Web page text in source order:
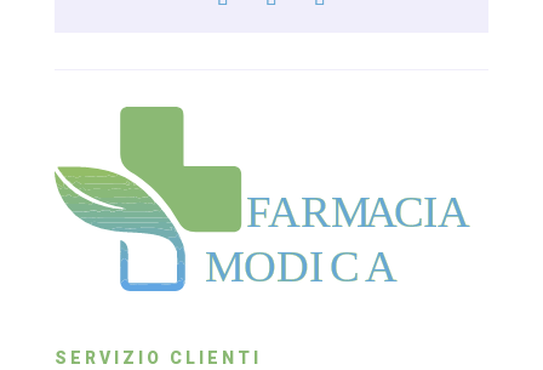
FARMACIA
MODICA
SERVIZIO CLIENTI